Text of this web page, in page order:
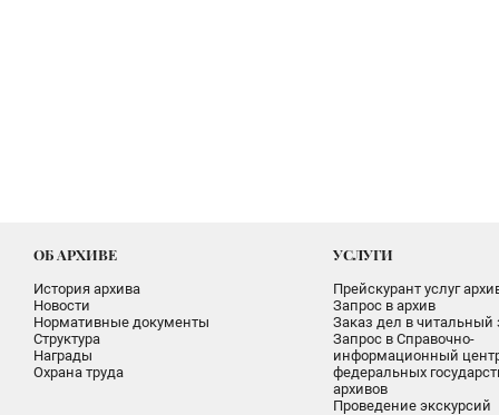
ОБ АРХИВЕ
История архива
Новости
Нормативные документы
Структура
Награды
Охрана труда
УСЛУГИ
Прейскурант услуг
Запрос в архив
Заказ дел в читальный
Запрос в Справочно-
информационный
федеральных
архивов
Проведение экскурсий